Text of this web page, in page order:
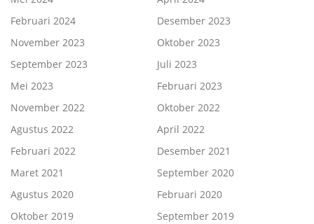
Februari 2024
Desember 2023
November 2023
Oktober 2023
September 2023
Juli 2023
Mei 2023
Februari 2023
November 2022
Oktober 2022
Agustus 2022
April 2022
Februari 2022
Desember 2021
Maret 2021
September 2020
Agustus 2020
Februari 2020
Oktober 2019
September 2019